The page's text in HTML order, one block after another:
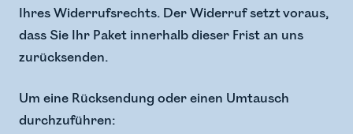
Ihres Widerrufsrechts. Der Widerruf setzt voraus,
dass Sie Ihr Paket innerhalb dieser Frist an uns
zurücksenden.
Um eine Rücksendung oder einen Umtausch
durchzuführen: